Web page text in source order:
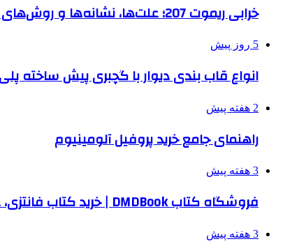
خرابی ریموت 207؛ علت‌ها، نشانه‌ها و روش‌های تعمیر
5 روز پیش
انواع قاب بندی دیوار با گچبری پیش ساخته
2 هفته پیش
راهنمای جامع خرید پروفیل آلومینیوم
3 هفته پیش
فروشگاه کتاب DMDBook | خرید کتاب فانتزی، عاشقانه، دارک رومنس و رمان بدون حذفیات
3 هفته پیش